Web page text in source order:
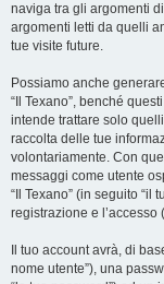
naviga tra gli argomenti
argomenti letti da quelli
tue visite future.
Possiamo anche
“Il Texano”, benché
intende trattare solo
raccolta delle tue
volontariamente. Con
messaggi come utente
“Il Texano” (in seguito “il
registrazione e l’accesso
Il tuo account avrà, di
nome utente”), una